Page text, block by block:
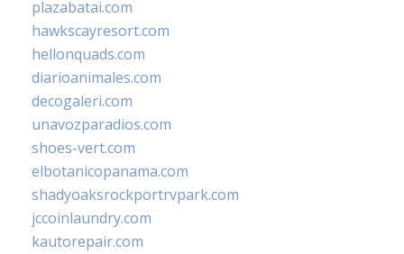
plazabatai.com
hawkscayresort.com
hellonquads.com
diarioanimales.com
decogaleri.com
unavozparadios.com
shoes-vert.com
elbotanicopanama.com
shadyoaksrockportrvpark.com
jccoinlaundry.com
kautorepair.com